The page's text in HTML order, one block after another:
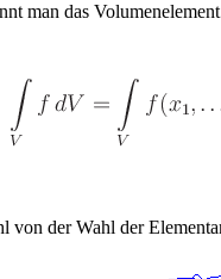
man das
von der Wahl der